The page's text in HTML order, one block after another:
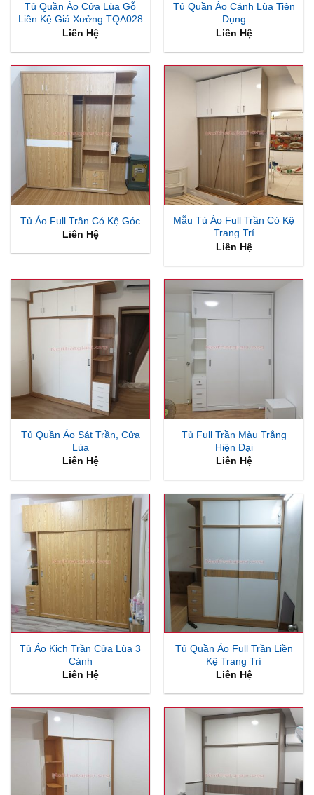
Tủ Quần Áo Cửa Lùa Gỗ
Liền Kệ Giá Xưởng TQA028
Liên Hệ
Tủ Quần Áo Cánh Lùa Tiện
Dụng
Liên Hệ
Tủ Áo Full Trần Có Kệ Góc
Liên Hệ
Mẫu Tủ Áo Full Trần Có Kệ
Trang Trí
Liên Hệ
Tủ Quần Áo Sát Trần, Cửa
Lùa
Liên Hệ
Tủ Full Trần Màu Trắng
Hiện Đại
Liên Hệ
Tủ Áo Kịch Trần Cửa Lùa 3
Cánh
Liên Hệ
Tủ Quần Áo Full Trần Liền
Kệ Trang Trí
Liên Hệ